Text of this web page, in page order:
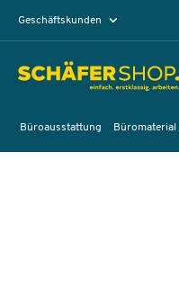
Geschäftskunden
Büroausstattung Büromaterial